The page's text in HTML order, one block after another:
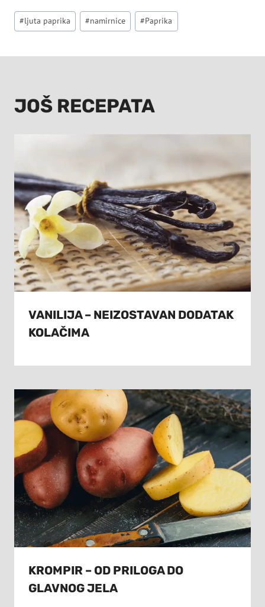
Post
Tags:
#ljuta paprika #namirnice #Paprika
JOŠ RECEPATA
VANILIJA – NEIZOSTAVAN DODATAK
KOLAČIMA
KROMPIR – OD PRILOGA DO
GLAVNOG JELA